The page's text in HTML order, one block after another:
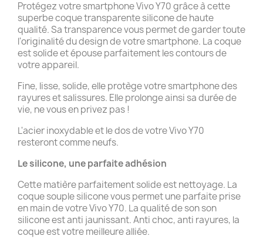
Protégez votre smartphone Vivo Y70 grâce à cette
superbe coque transparente silicone de haute
qualité. Sa transparence vous permet de garder toute
l'originalité du design de votre smartphone. La coque
est solide et épouse parfaitement les contours de
votre appareil.
Fine, lisse, solide, elle protège votre smartphone des
rayures et salissures. Elle prolonge ainsi sa durée de
vie, ne vous en privez pas !
L'acier inoxydable et le dos de votre Vivo Y70
resteront comme neufs.
Le silicone, une parfaite adhésion
Cette matière parfaitement solide est nettoyage. La
coque souple silicone vous permet une parfaite prise
en main de votre Vivo Y70. La qualité de son son
silicone est anti jaunissant. Anti choc, anti rayures, la
coque est votre meilleure alliée.